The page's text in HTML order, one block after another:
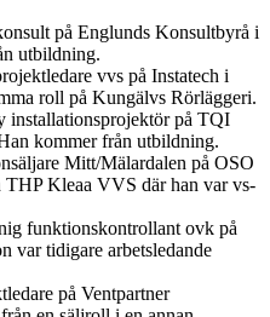
på Englunds Konsultbyrå i
utbildning.
vvs på Instatech i
roll på Kungälvs Rörläggeri.
installationsprojektör på TQI
kommer från utbildning.
Mitt/Mälardalen på OSO
Kleaa VVS där han var vs-
funktionskontrollant ovk på
var tidigare arbetsledande
på Ventpartner